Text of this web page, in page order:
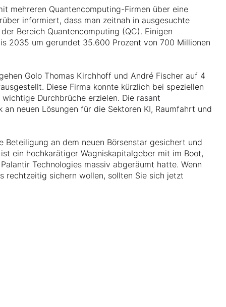
mehreren Quantencomputing-Firmen über eine
informiert, dass man zeitnah in ausgesuchte
Bereich Quantencomputing (QC). Einigen
2035 um gerundet 35.600 Prozent von 700 Millionen
Golo Thomas Kirchhoff und André Fischer auf 4
Diese Firma konnte kürzlich bei speziellen
Durchbrüche erzielen. Die rasant
neuen Lösungen für die Sektoren KI, Raumfahrt und
an dem neuen Börsenstar gesichert und
ein hochkarätiger Wagniskapitalgeber mit im Boot,
Technologies massiv abgeräumt hatte. Wenn
rechtzeitig sichern wollen, sollten Sie sich jetzt